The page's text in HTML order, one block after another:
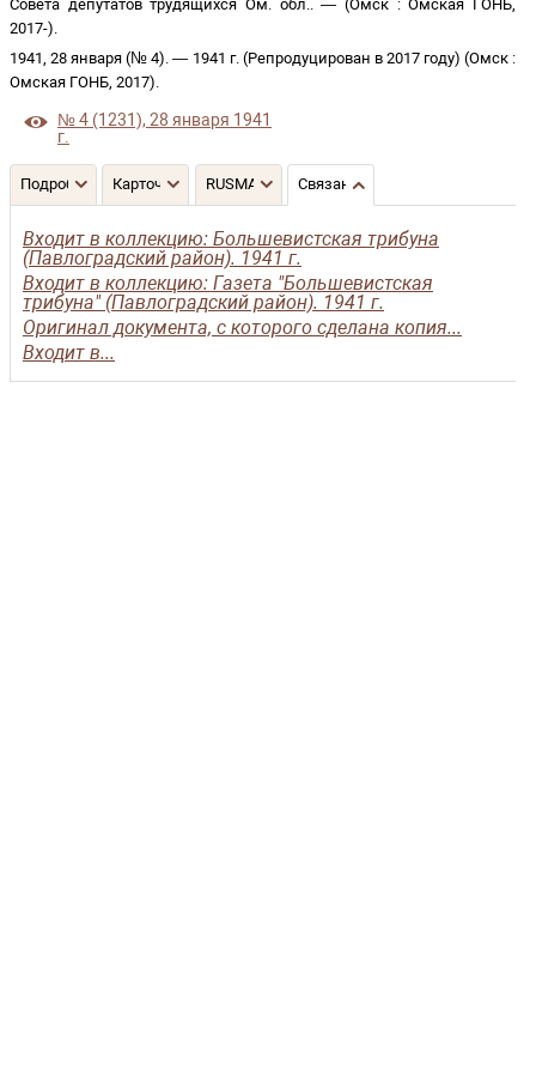
Совета депутатов трудящихся Ом. обл.. — (Омск : Омская ГОНБ,
2017-).
1941, 28 января (№ 4). — 1941 г. (Репродуцирован в 2017 году) (Омск :
Омская ГОНБ, 2017).
№ 4 (1231), 28 января 1941
г.
Подробнее Карточка RUSMARC Связанные записи
Входит в коллекцию: Большевистская трибуна
(Павлоградский район). 1941 г.
Входит в коллекцию: Газета "Большевистская
трибуна" (Павлоградский район). 1941 г.
Оригинал документа, с которого сделана копия...
Входит в...